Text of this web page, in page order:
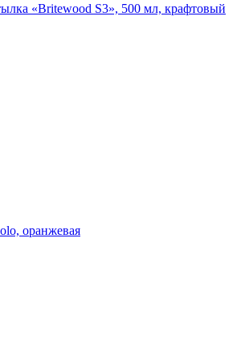
«Britewood S3», 500 мл, крафтовый
оранжевая